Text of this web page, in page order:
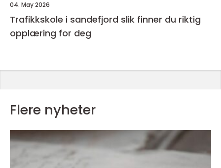
04. May 2026
Trafikkskole i sandefjord slik finner du riktig
opplæring for deg
Flere nyheter